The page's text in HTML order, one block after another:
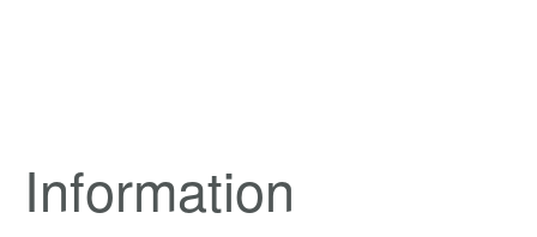
Information